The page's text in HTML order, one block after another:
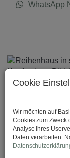
WhatsApp
Cookie
Wir möchten auf
Cookies zum Zweck
Analyse Ihres
Daten verarbeiten.